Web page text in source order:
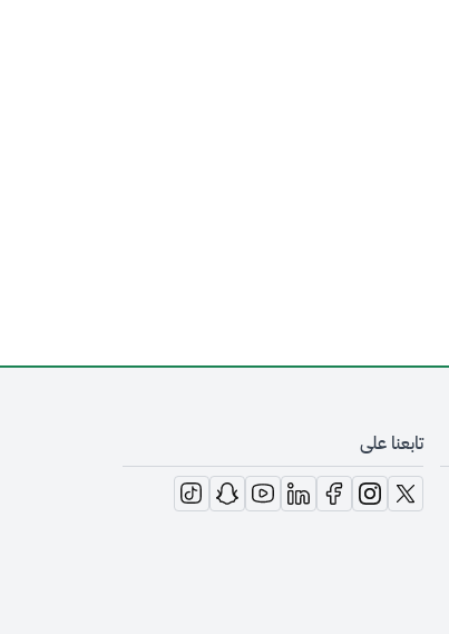
تابعنا على
opens in new window
opens in new window
opens in new window
opens in new window
opens in new window
opens in new window
opens in new window